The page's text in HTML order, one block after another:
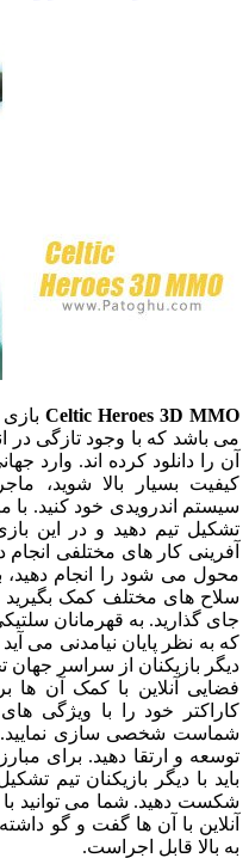
Celtic Heroes 3Dبازی نقش
که با وجود تازگی در انتشار
کرده اند. وارد جهانی پر
بسیار بالا شوید،
اندرویدی خود کنید. با
تیم دهید و در این بازی
کار های مختلفی انجام دهید.
شود را انجام دهید، با
مختلف کمک بگیرید و
به قهرمانان سلتیکی
پایان نیامدنی می آید را
از سراسر جهان تجربه
آنلاین با کمک آن ها برخی
خود را با ویژگی های
شخصی سازی نمایید. مهارت ها
و ارتقا دهید. برای مبارزه با
دیگر بازیکنان تیم تشکیل
شما می توانید با
قابل اجراست.